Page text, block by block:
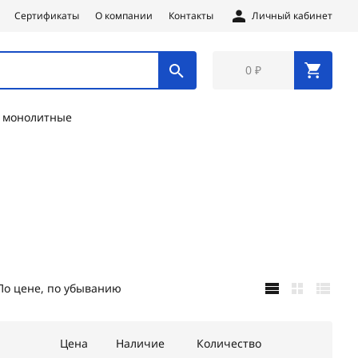
Сертификаты О компании Контакты Личный кабинет
0 ₽
монолитные
цене, по убыванию
Цена Наличие Количество